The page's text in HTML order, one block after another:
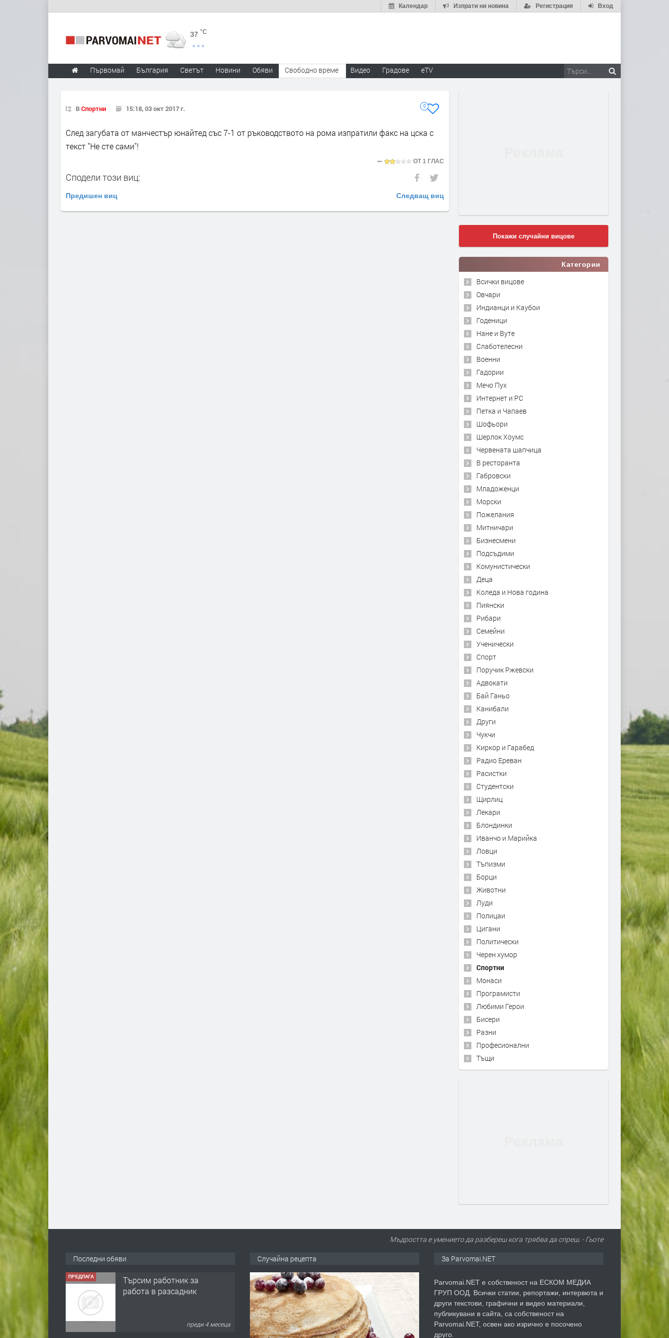
Вход
Регистрация
Изпрати ни новина
Календар
37 °C
Първомай България Светът Новини Обяви Свободно време Видео Градове eTV
ВСпортни 15:18, 03 окт 2017 г. 0
След загубата от манчестър юнайтед със 7-1 от ръководството на рома изпратили факс на цска с
текст "Не сте сами"!
ОТ 1 ГЛАС
Сподели този виц:
Предишен виц Следващ виц
Покажи случайни вицове
Категории
Всички вицове
Овчари
Индианци и Каубои
Годеници
Нане и Вуте
Слаботелесни
Военни
Гадории
Мечо Пух
Интернет и PC
Петка и Чапаев
Шофьори
Шерлок Хоумс
Червената шапчица
В ресторанта
Габровски
Младоженци
Морски
Пожелания
Митничари
Бизнесмени
Подсъдими
Комунистически
Деца
Коледа и Нова година
Пиянски
Рибари
Семейни
Ученически
Спорт
Поручик Ржевски
Адвокати
Бай Ганьо
Канибали
Други
Чукчи
Киркор и Гарабед
Радио Ереван
Расистки
Студентски
Щирлиц
Лекари
Блондинки
Иванчо и Марийка
Ловци
Тъпизми
Борци
Животни
Луди
Полицаи
Цигани
Политически
Черен хумор
Спортни
Монаси
Програмисти
Любими Герои
Бисери
Разни
Професионални
Тъщи
Мъдростта е умението да разбереш кога трябва да спреш. - Гьоте
Последни обяви
ПРЕДЛАГА
Търсим работник за
работа в разсадник
преди 4 месеца
Случайна рецепта За Parvomai.NET
Parvomai.NET е собственост на ЕСКОМ МЕДИА
ГРУП ООД. Всички статии, репортажи, интервюта и
други текстови, графични и видео материали,
публикувани в сайта, са собственост на
Parvomai.NET, освен ако изрично е посочено
друго.